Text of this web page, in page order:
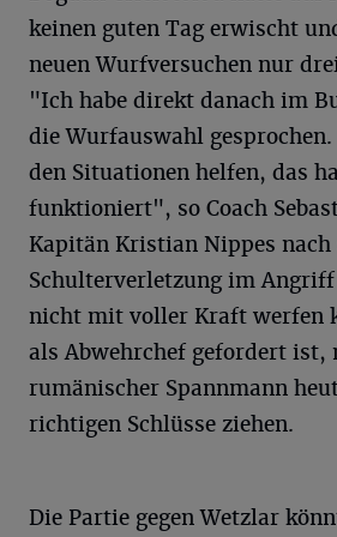
keinen guten Tag erwischt
neuen Wurfversuchen nur
"Ich habe direkt danach im
die Wurfauswahl
den Situationen helfen, das
funktioniert", so Coach
Kapitän Kristian Nippes nach
Schulterverletzung im
nicht mit voller Kraft werfen
als Abwehrchef gefordert ist,
rumänischer Spannmann
richtigen Schlüsse ziehen.
Die Partie gegen Wetzlar